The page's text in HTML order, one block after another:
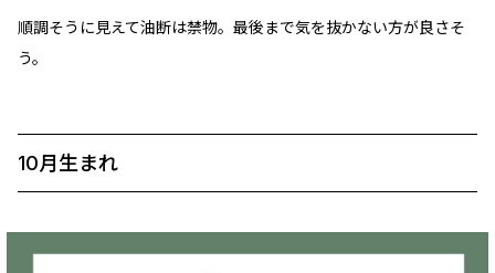
順調そうに見えて油断は禁物。最後まで気を抜かない方が良さそ
う。
10月生まれ